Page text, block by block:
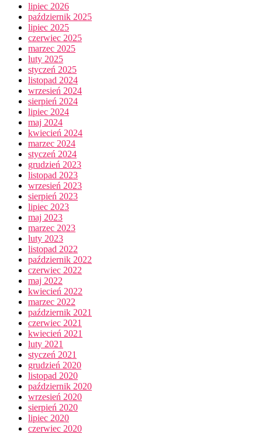
lipiec 2026
październik 2025
lipiec 2025
czerwiec 2025
marzec 2025
luty 2025
styczeń 2025
listopad 2024
wrzesień 2024
sierpień 2024
lipiec 2024
maj 2024
kwiecień 2024
marzec 2024
styczeń 2024
grudzień 2023
listopad 2023
wrzesień 2023
sierpień 2023
lipiec 2023
maj 2023
marzec 2023
luty 2023
listopad 2022
październik 2022
czerwiec 2022
maj 2022
kwiecień 2022
marzec 2022
październik 2021
czerwiec 2021
kwiecień 2021
luty 2021
styczeń 2021
grudzień 2020
listopad 2020
październik 2020
wrzesień 2020
sierpień 2020
lipiec 2020
czerwiec 2020